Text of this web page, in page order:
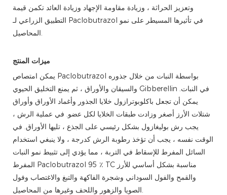
وتعزيز الحراثة ، وزيادة مقاومة الإجهاد وزيادة العائد تكمن قيمة
التطبيق الزراعي لـ Paclobutrazol في تأثيرها المسيطر على نمو
المحاصيل.
ميزات المنتج
يمكن امتصاص Paclobutrazol بواسطة النبات من خلال جذوره
والسيقان والأوراق ، ثم يمنع التخليق الحيوي Gibberellin في النبات.
يمكن أن تجعل باكلوبوترازول خلايا الجذور وأغماد الأوراق وأوراق
شتلات الأرز أصغر وزادت طبقات الخلايا لكل عضو. في عملية الرش ،
يجب رش بوليغازول بشكل رئيسي على الجذع ، تليها الأوراق. في
الوقت نفسه ، يجب أن تؤخذ رطوبة الرش كدرجة ، ولا ينبغي استخدام
السائل المفرط للإسقاط في التربة ، مما يؤدي إلى تثبيط نمو النبات
المفرط Paclobutrazol 95 ٪ TC مناسبة بشكل أساسي للأرز
والقمح والفول السوداني وشجرة الفاكهة والتبغ والاغتصاب وفول
الصويا والزهور واللحف وغيرها من المحاصيل.